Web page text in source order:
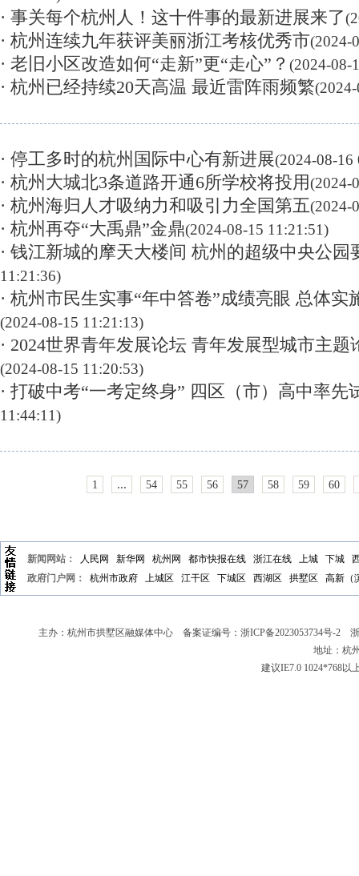
· 事关每个杭州人！这十件事的最新进展来了
· 杭州连续九年获评美丽浙江考核优秀市(2024-
· 老旧小区改造如何“走新”更“走心”？ (2024-08-
· 杭州已经持续20天高温 最近雷阵雨频繁
· 停工多时的杭州国际中心有新进展(2024-08-16
· 杭州大城北3条道路开通6所学校将投用(2024-
· 杭州海归人才吸纳力和吸引力全国第五(2024-
· 杭州再夺“大禹鼎”金鼎(2024-08-15 11:21:51)
· 钱江新城的摩天大楼间 杭州的超级中央公园
11:21:36)
· 杭州市民生实事“年中答卷”成绩亮眼 总体实
(2024-08-15 11:21:13)
· 2024世界青年发展论坛 青年发展型城市主题
(2024-08-15 11:20:53)
· 打破中考“一考定终身” 四区（市）高中率先
11:44:11)
1 ... 54 55 56 57 58 59 60
新闻网站： 人民网 新华网 杭州网 都市快报在线 浙江在线 上城 下城
政府门户网：
杭州市政府 上城区 江干区 下城区 西湖区 拱墅区 高新（
主办：杭州市拱墅区融媒体中心 备案证编号： 浙ICP备2023053734号-2 浙
地址：杭
建议IE7.0 1024*768